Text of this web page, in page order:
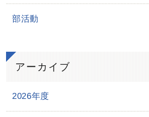
部活動
アーカイブ
2026年度